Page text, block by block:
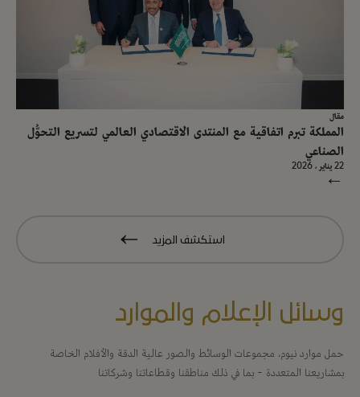
مقال
المملكة تبرم اتفاقية مع المنتدى الاقتصادي العالمي لتسريع التحوُّل
الصناعي
22 يناير ، 2026
→
استكشف المزيد
وسائل الإعلام والموارد
حمل موارد نيوم، مجموعات الوسائط والصور عالية الدقة والأفلام الخاصة
بمشاريعنا المتعددة - بما في ذلك مناطقنا وقطاعاتنا وشركاتنا